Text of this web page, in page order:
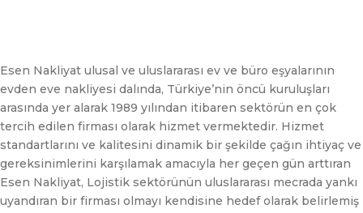
Esen Nakliyat ulusal ve uluslararası ev ve büro eşyalarının
evden eve nakliyesi dalında, Türkiye’nin öncü kuruluşları
arasında yer alarak 1989 yılından itibaren sektörün en çok
tercih edilen firması olarak hizmet vermektedir. Hizmet
standartlarını ve kalitesini dinamik bir şekilde çağın ihtiyaç ve
gereksinimlerini karşılamak amacıyla her geçen gün arttıran
Esen Nakliyat, Lojistik sektörünün uluslararası mecrada yankı
uyandıran bir firması olmayı kendisine hedef olarak belirlemiş